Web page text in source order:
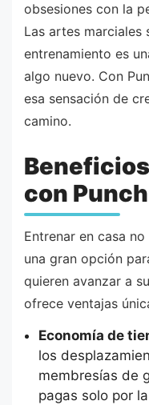
obsesiones con la
Las artes marciales
entrenamiento es
algo nuevo. Con
esa sensación de
camino.
con
Entrenar en casa
una gran opción
quieren avanzar a
ofrece ventajas
Economía de
los
membresías de
pagas solo por